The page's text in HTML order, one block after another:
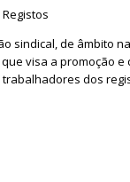
sindical, de âmbito
visa a promoção
dos